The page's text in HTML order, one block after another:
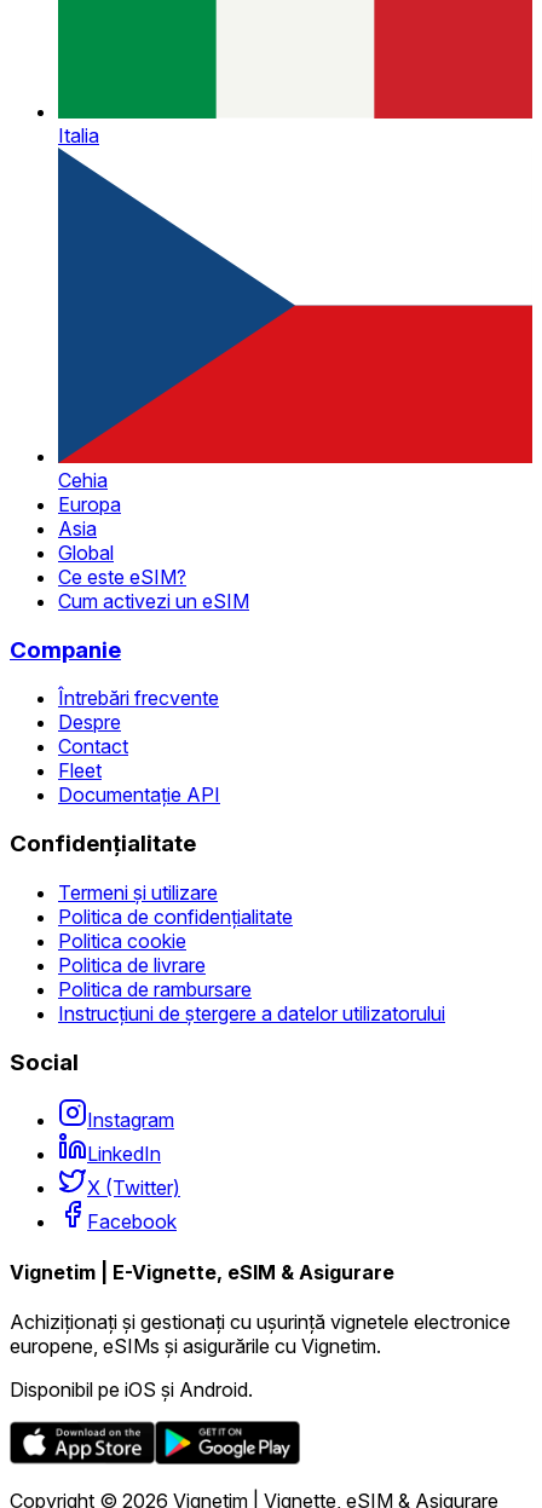
Italia
Cehia
Europa
Asia
Global
Ce este eSIM?
Cum activezi un eSIM
Companie
Întrebări frecvente
Despre
Contact
Fleet
Documentație API
Confidențialitate
Termeni și utilizare
Politica de confidențialitate
Politica cookie
Politica de livrare
Politica de rambursare
Instrucțiuni de ștergere a datelor utilizatorului
Social
Instagram
LinkedIn
X (Twitter)
Facebook
Vignetim | E-Vignette, eSIM & Asigurare
Achiziționați și gestionați cu ușurință vignetele electronice
europene, eSIMs și asigurările cu Vignetim.
Disponibil pe iOS și Android.
Copyright © 2026 Vignetim | Vignette, eSIM & Asigurare